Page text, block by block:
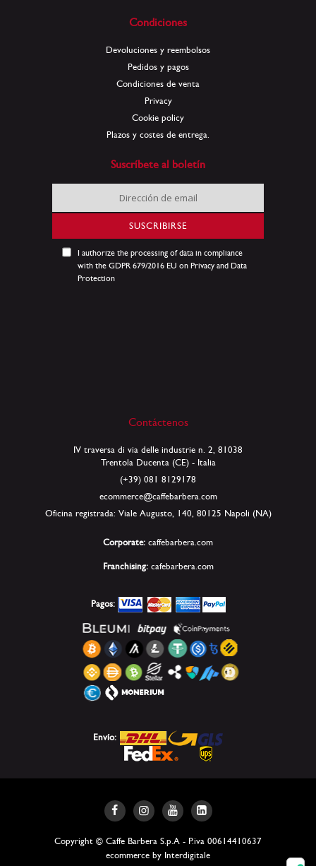
Condiciones
Devoluciones y reembolsos
Pedidos y pagos
Condiciones de venta
Privacy
Cookie policy
Plazos y costes de entrega.
Suscríbete al boletín
Inscríbase
a
nuestro
de
noticias:
SUSCRIBIRSE
I authorize the processing of data in compliance
with the GDPR 679/2016 EU on Privacy and Data
Protection
Contáctenos
IV traversa di via delle industrie n. 2, 81038
Trentola Ducenta (CE) - Italia
(+39) 081 8129178
ecommerce@caffebarbera.com
Oficina registrada: Viale Augusto, 140, 80125 Napoli (NA)
Corporate: caffebarbera.com
Franchising: cafebarbera.com
Pagos:
Envío:
Copyright © Caffe Barbera S.p.A - P.iva 00614410637
ecommerce by Interdigitale